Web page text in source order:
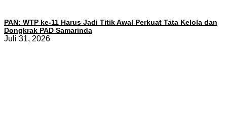
PAN: WTP ke-11 Harus Jadi Titik Awal Perkuat Tata Kelola dan
Dongkrak PAD Samarinda
Juli 31, 2026